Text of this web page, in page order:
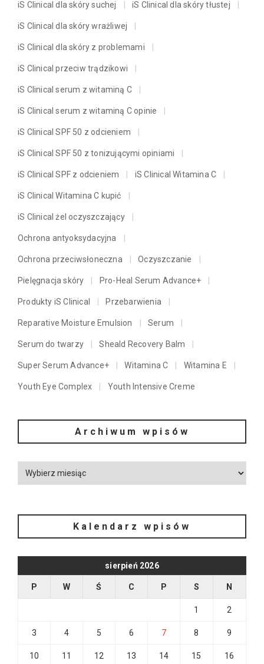
iS Clinical dla skóry suchej iS Clinical dla skóry tłustej
iS Clinical dla skóry wrażliwej
iS Clinical dla skóry z problemami
iS Clinical przeciw trądzikowi
iS Clinical serum z witaminą C
iS Clinical serum z witaminą C opinie
iS Clinical SPF 50 z odcieniem
iS Clinical SPF 50 z tonizującymi opiniami
iS Clinical SPF z odcieniem iS Clinical Witamina C
iS Clinical Witamina C kupić
iS Clinical żel oczyszczający
Ochrona antyoksydacyjna
Ochrona przeciwsłoneczna Oczyszczanie
Pielęgnacja skóry Pro-Heal Serum Advance+
Produkty iS Clinical Przebarwienia
Reparative Moisture Emulsion Serum
Serum do twarzy Sheald Recovery Balm
Super Serum Advance+ Witamina C Witamina E
Youth Eye Complex Youth Intensive Creme
Archiwum wpisów
Kalendarz wpisów
sierpień 2026
P W Ś C P S N
1 2
3 4 5 6 7 8 9
10 11 12 13 14 15 16